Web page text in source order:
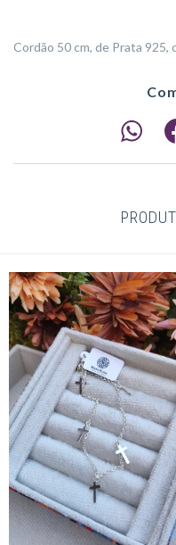
Cordão 50 cm, de Prata 925,